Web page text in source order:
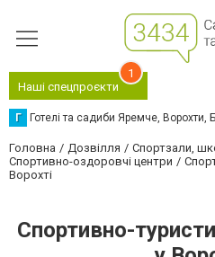
Наші спецпроєкти
1
Г Готелі та садиби Яремче, Ворохти,
Головна Дозвілля
Спортзали,
Спортивно-оздоровчі центри
Ворохті
Спортивно-